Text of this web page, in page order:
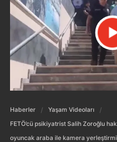
Haberler
Yaşam Videoları
FETÖ’cü psikiyatrist Salih Zoroğlu
oyuncak araba ile kamera